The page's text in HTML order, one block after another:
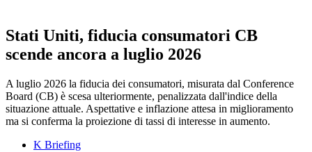
Stati Uniti, fiducia consumatori CB
scende ancora a luglio 2026
A luglio 2026 la fiducia dei consumatori, misurata dal Conference
Board (CB) è scesa ulteriormente, penalizzata dall'indice della
situazione attuale. Aspettative e inflazione attesa in miglioramento
ma si conferma la proiezione di tassi di interesse in aumento.
K Briefing